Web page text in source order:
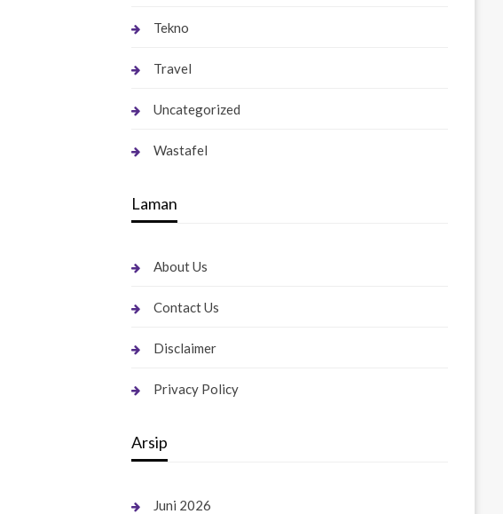
Tekno
Travel
Uncategorized
Wastafel
Laman
About Us
Contact Us
Disclaimer
Privacy Policy
Arsip
Juni 2026